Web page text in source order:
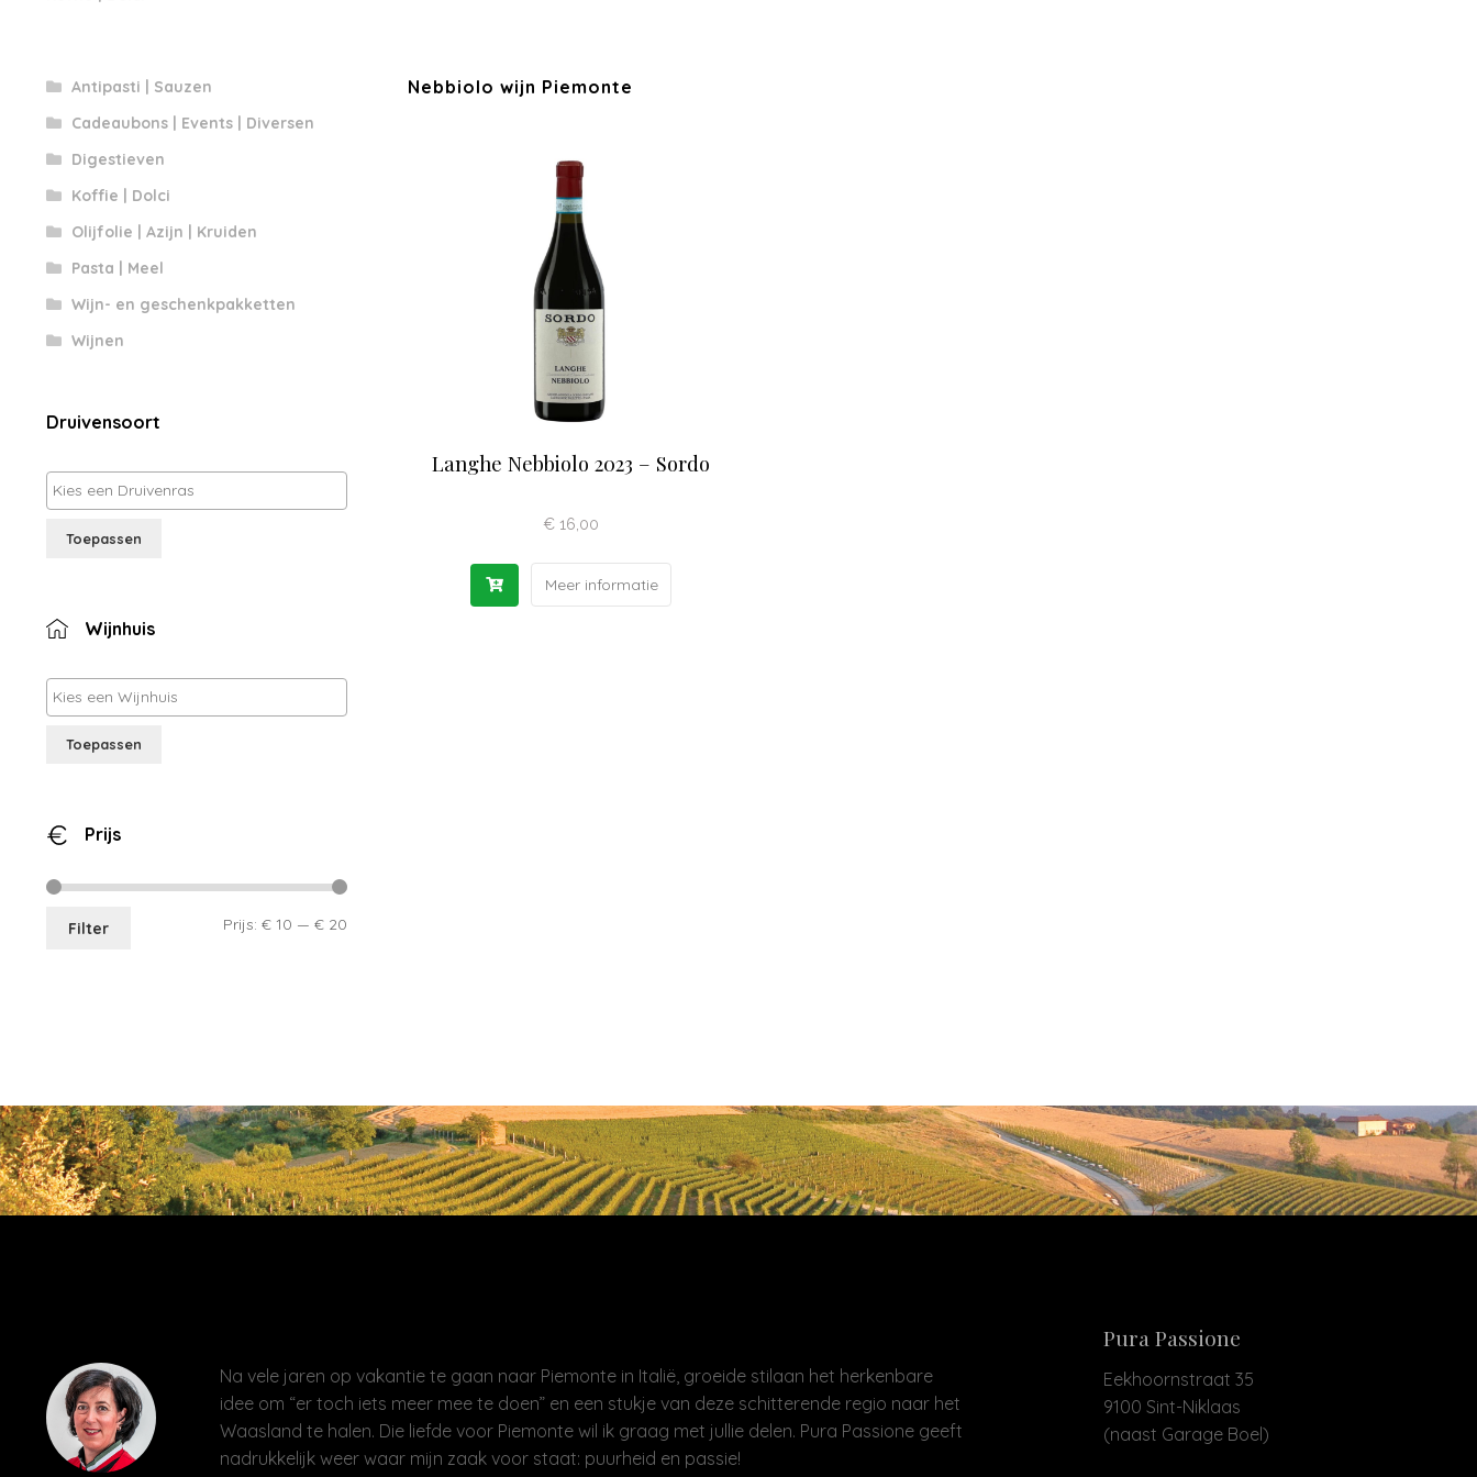
Nebbiolo wijn Piemonte
Langhe Nebbiolo 2023 – Sordo
€ 16,00
Meer informatie
Antipasti | Sauzen
Cadeaubons | Events | Diversen
Digestieven
Koffie | Dolci
Olijfolie | Azijn | Kruiden
Pasta | Meel
Wijn- en geschenkpakketten
Wijnen
Druivensoort
Toepassen
Wijnhuis
Toepassen
Prijs
Min.
Max.
Filter Prijs: € 10 — € 20
Na vele jaren op vakantie te gaan naar Piemonte in Italië, groeide stilaan het herkenbare
idee om “er toch iets meer mee te doen” en een stukje van deze schitterende regio naar het
Waasland te halen. Die liefde voor Piemonte wil ik graag met jullie delen. Pura Passione geeft
nadrukkelijk weer waar mijn zaak voor staat: puurheid en passie!
Pura Passione
Eekhoornstraat 35
9100 Sint-Niklaas
(naast Garage Boel)